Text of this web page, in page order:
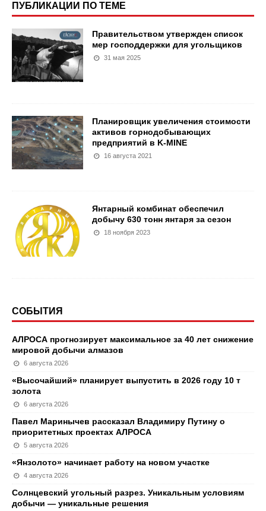
ПУБЛИКАЦИИ ПО ТЕМЕ
Правительством утвержден список
мер господдержки для угольщиков
31 мая 2025
Планировщик увеличения стоимости
активов горнодобывающих
предприятий в K-MINE
16 августа 2021
Янтарный комбинат обеспечил
добычу 630 тонн янтаря за сезон
18 ноября 2023
СОБЫТИЯ
АЛРОСА прогнозирует максимальное за 40 лет снижение
мировой добычи алмазов
6 августа 2026
«Высочайший» планирует выпустить в 2026 году 10 т
золота
6 августа 2026
Павел Маринычев рассказал Владимиру Путину о
приоритетных проектах АЛРОСА
5 августа 2026
«Янзолото» начинает работу на новом участке
4 августа 2026
Солнцевский угольный разрез. Уникальным условиям
добычи — уникальные решения